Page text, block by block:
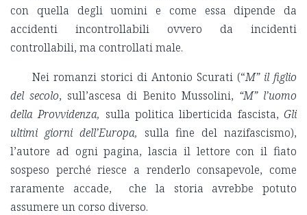
con quella degli uomini e come essa dipende da
accidenti incontrollabili ovvero da incidenti
controllabili, ma controllati male.
Nei romanzi storici di Antonio Scurati (“M” il figlio
del secolo, sull’ascesa di Benito Mussolini, “M” l’uomo
della Provvidenza, sulla politica liberticida fascista,Gli
ultimi giorni dell’Europa, sulla fine del nazifascismo),
l’autore ad ogni pagina, lascia il lettore con il fiato
sospeso perché riesce a renderlo consapevole, come
raramente accade, che la storia avrebbe potuto
assumere un corso diverso.